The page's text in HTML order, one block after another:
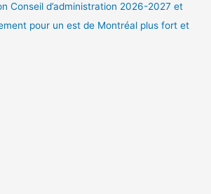
Conseil d’administration 2026-2027 et
pour un est de Montréal plus fort et